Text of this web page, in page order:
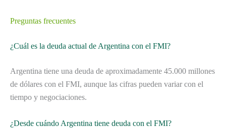
Preguntas frecuentes
¿Cuál es la deuda actual de Argentina con el FMI?
Argentina tiene una deuda de aproximadamente 45.000 millones
de dólares con el FMI, aunque las cifras pueden variar con el
tiempo y negociaciones.
¿Desde cuándo Argentina tiene deuda con el FMI?